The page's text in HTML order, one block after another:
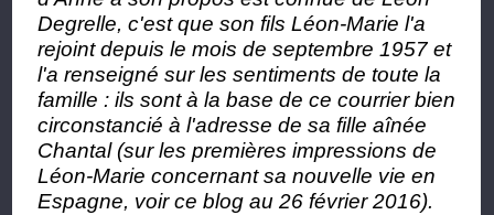
Degrelle, c'est que son fils Léon-Marie l'a
rejoint depuis le mois de septembre 1957 et
l'a renseigné sur les sentiments de toute la
famille : ils sont à la base de ce courrier bien
circonstancié à l'adresse de sa fille aînée
Chantal (sur les premières impressions de
Léon-Marie concernant sa nouvelle vie en
Espagne, voir ce blog au 26 février 2016).